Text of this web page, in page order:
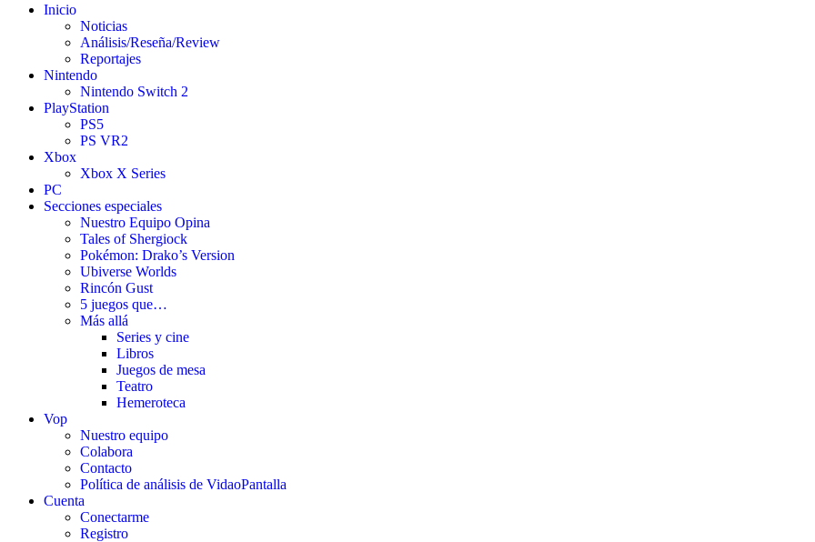
Inicio
Noticias
Análisis/Reseña/Review
Reportajes
Nintendo
Nintendo Switch 2
PlayStation
PS5
PS VR2
Xbox
Xbox X Series
PC
Secciones especiales
Nuestro Equipo Opina
Tales of Shergiock
Pokémon: Drako’s Version
Ubiverse Worlds
Rincón Gust
5 juegos que…
Más allá
Series y cine
Libros
Juegos de mesa
Teatro
Hemeroteca
Vop
Nuestro equipo
Colabora
Contacto
Política de análisis de VidaoPantalla
Cuenta
Conectarme
Registro